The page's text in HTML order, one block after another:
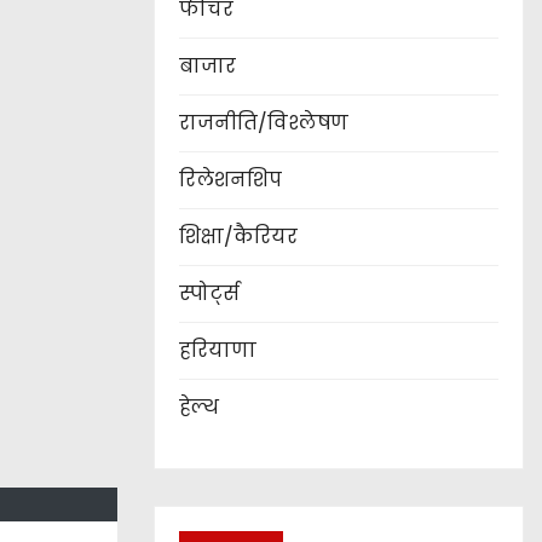
फीचर
बाजार
राजनीति/विश्लेषण
रिलेशनशिप
शिक्षा/कैरियर
स्पोर्ट्स
हरियाणा
हेल्थ